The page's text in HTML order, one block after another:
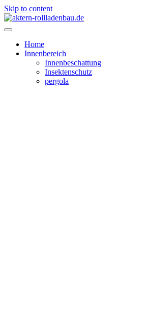
Skip to content
Home
Innenbereich
Innenbeschattung
Insektenschutz
pergola